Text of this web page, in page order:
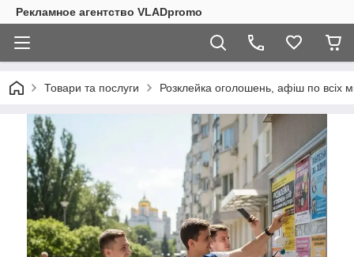
Рекламное агентство VLADpromo
Товари та послуги Розклейка оголошень, афіш по всіх